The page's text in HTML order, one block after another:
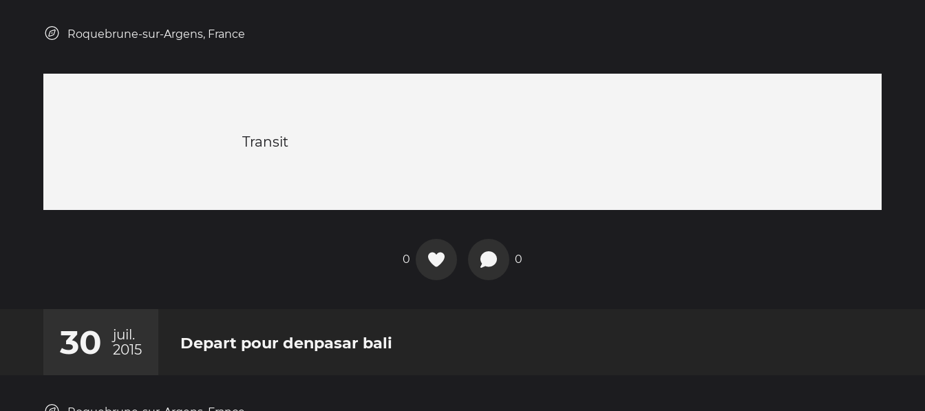
Roquebrune-sur-Argens, France
Transit
0 0
30
juil.
2015
Depart pour denpasar bali